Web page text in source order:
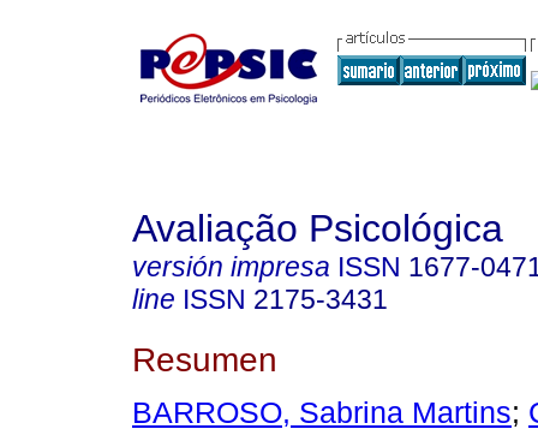
Avaliação Psicológica
versión impresa ISSN 1677-
line ISSN 2175-3431
Resumen
BARROSO, Sabrina Martins;